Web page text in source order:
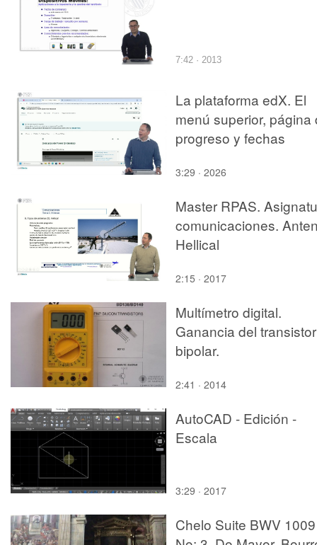
7:42 · 2013
La plataforma edX. El
menú superior, página
progreso y fechas
3:29 · 2026
Master RPAS.
comunicaciones.
Hellical
2:15 · 2017
Multímetro digital.
Ganancia del transistor
bipolar.
2:41 · 2014
AutoCAD - Edición -
Escala
3:29 · 2017
Chelo Suite BWV 1009